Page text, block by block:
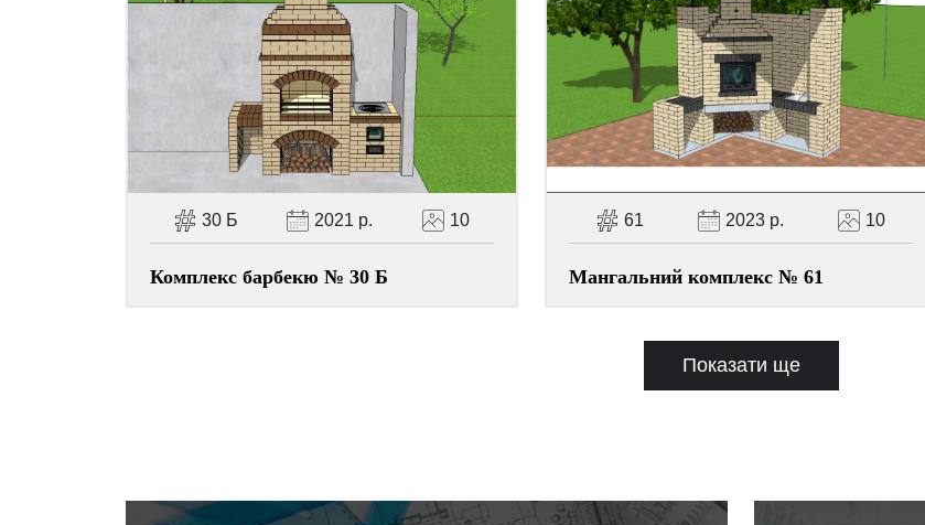
30 Б 2021 р. 10
Комплекс барбекю № 30 Б
61 2023 р. 10
Мангальний комплекс № 61
Показати ще